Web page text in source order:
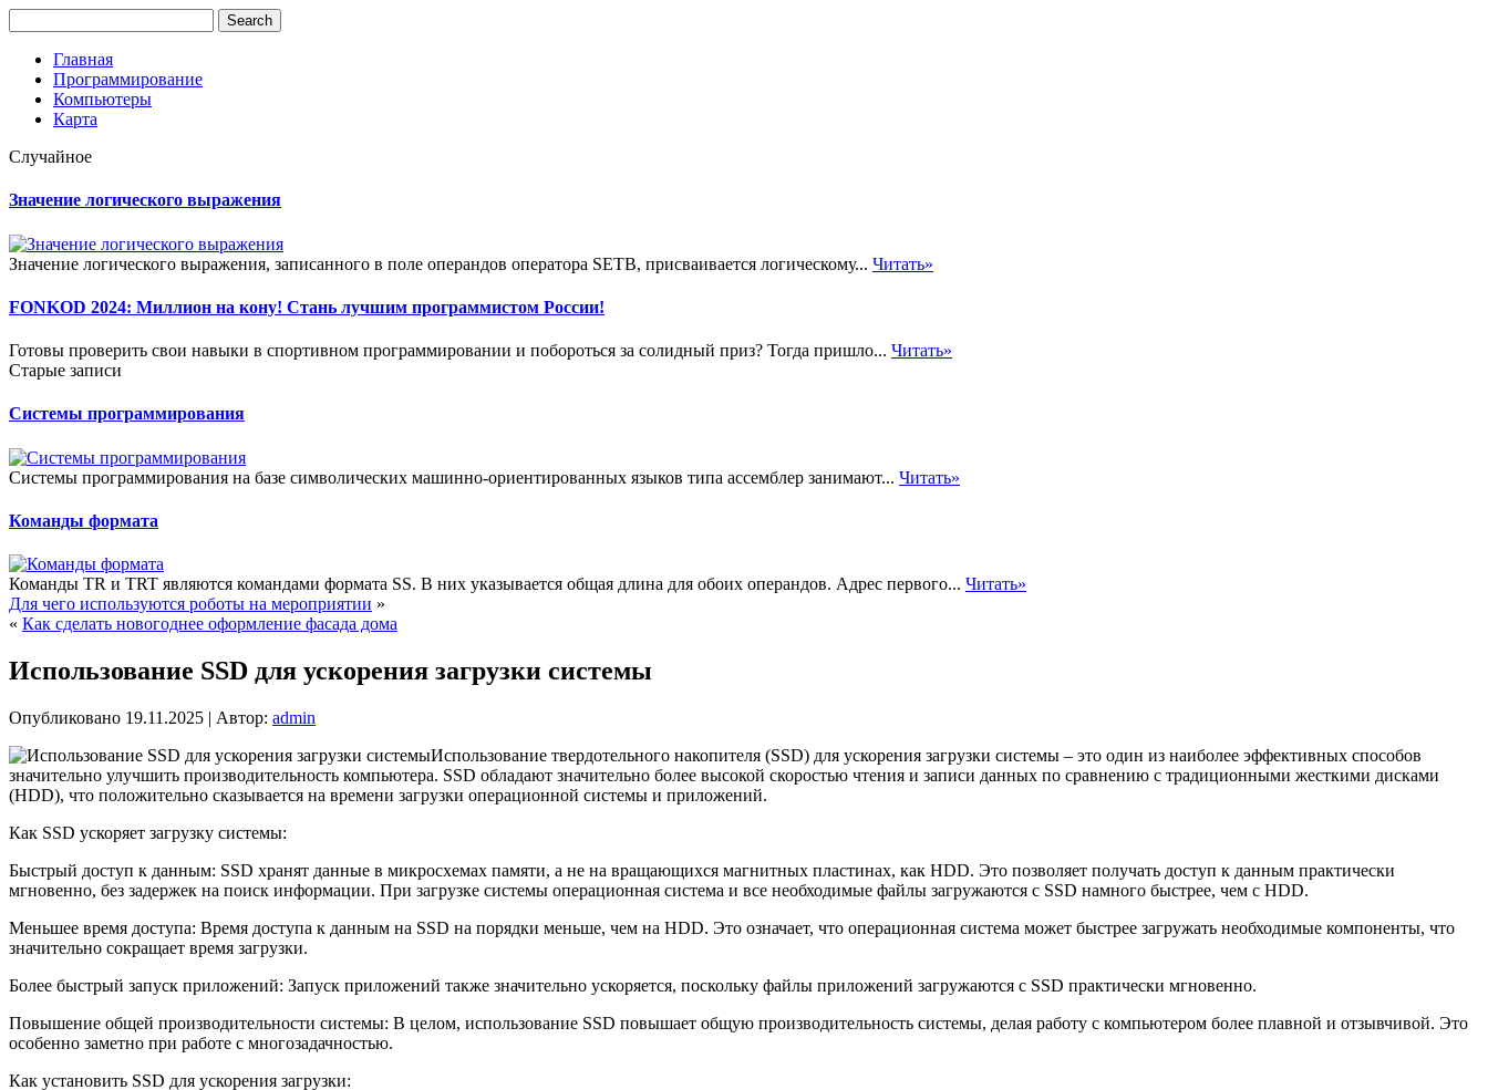
Главная
Программирование
Компьютеры
Карта
Случайное
Значение логического выражения
Значение логического выражения, записанного в поле операндов оператора SETB, присваивается логическому... Читать»
FONKOD 2024: Миллион на кону! Стань лучшим программистом России!
Готовы проверить свои навыки в спортивном программировании и побороться за солидный приз? Тогда пришло... Читать»
Старые записи
Системы программирования
Системы программирования на базе символических машинно-ориентированных языков типа ассемблер занимают... Читать»
Команды формата
Команды TR и TRT являются командами формата SS. В них указывается общая длина для обоих операндов. Адрес первого... Читать»
Для чего используются роботы на мероприятии »
« Как сделать новогоднее оформление фасада дома
Использование SSD для ускорения загрузки системы
Опубликовано 19.11.2025 | Автор: admin
Использование твердотельного накопителя (SSD) для ускорения загрузки системы – это один из наиболее эффективных способов
значительно улучшить производительность компьютера. SSD обладают значительно более высокой скоростью чтения и записи данных по сравнению с традиционными жесткими дисками
(HDD), что положительно сказывается на времени загрузки операционной системы и приложений.
Как SSD ускоряет загрузку системы:
Быстрый доступ к данным: SSD хранят данные в микросхемах памяти, а не на вращающихся магнитных пластинах, как HDD. Это позволяет получать доступ к данным практически
мгновенно, без задержек на поиск информации. При загрузке системы операционная система и все необходимые файлы загружаются с SSD намного быстрее, чем с HDD.
Меньшее время доступа: Время доступа к данным на SSD на порядки меньше, чем на HDD. Это означает, что операционная система может быстрее загружать необходимые компоненты, что
значительно сокращает время загрузки.
Более быстрый запуск приложений: Запуск приложений также значительно ускоряется, поскольку файлы приложений загружаются с SSD практически мгновенно.
Повышение общей производительности системы: В целом, использование SSD повышает общую производительность системы, делая работу с компьютером более плавной и отзывчивой. Это
особенно заметно при работе с многозадачностью.
Как установить SSD для ускорения загрузки: